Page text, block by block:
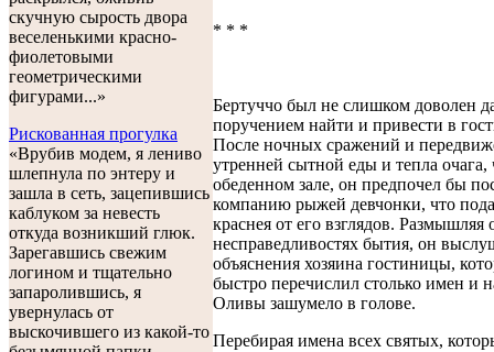
скучную сырость двора
веселенькими красно-
фиолетовыми
геометрическими
фигурами...»
Рискованная прогулка
«Врубив модем, я лениво
шлепнула по энтеру и
зашла в сеть, зацепившись
каблуком за невесть
откуда возникший глюк.
Зарегавшись свежим
логином и тщательно
запаролившись, я
увернулась от
выскочившего из какой-то
* * *
Бертуччо был не слишком доволен
поручением найти и привести в
После ночных сражений и
утренней сытной еды и тепла очага,
обеденном зале, он предпочел бы
компанию рыжей девчонки, что
краснея от его взглядов. Размышляя
несправедливостях бытия, он
объяснения хозяина гостиницы,
быстро перечислил столько имен и
Оливы зашумело в голове.
Перебирая имена всех святых,